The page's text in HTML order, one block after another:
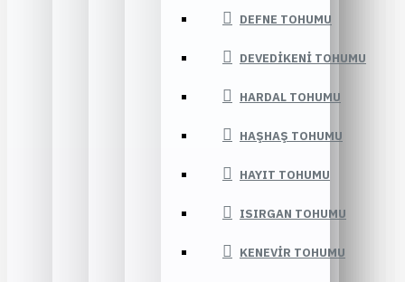
DEFNE TOHUMU
DEVEDIKENI TOHUMU
HARDAL TOHUMU
HAŞHAŞ TOHUMU
HAYIT TOHUMU
ISIRGAN TOHUMU
KENEVIR TOHUMU